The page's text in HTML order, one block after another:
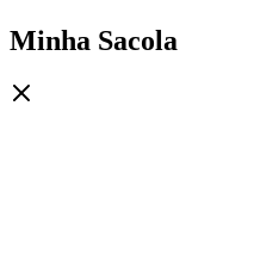
Minha Sacola